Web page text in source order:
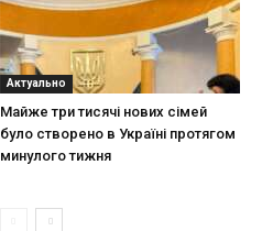
Актуально
Майже три тисячі нових сімей
було створено в Україні протягом
минулого тижня